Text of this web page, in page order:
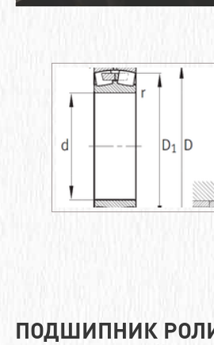
ПОДШИПНИК